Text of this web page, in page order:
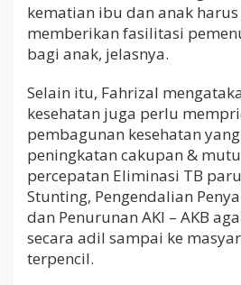
kematian ibu dan anak
memberikan fasilitasi
bagi anak, jelasnya.
Selain itu, Fahrizal
kesehatan juga perlu
pembagunan kesehatan
peningkatan cakupan &
percepatan Eliminasi TB
Stunting, Pengendalian
dan Penurunan AKI – AKB
secara adil sampai ke
terpencil.